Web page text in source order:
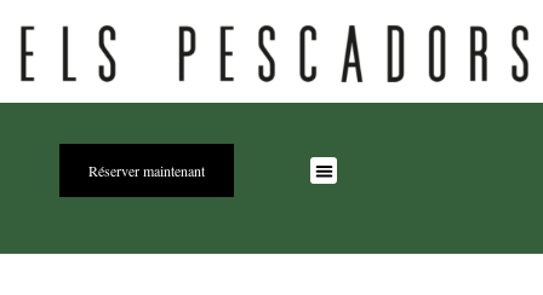
Réserver maintenant